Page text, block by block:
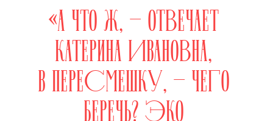
«А ЧТО Ж, — ОТВЕЧАЕТ
КАТЕРИНА ИВАНОВНА,
В ПЕРЕСМЕШКУ, — ЧЕГО
БЕРЕЧЬ? ЭКО